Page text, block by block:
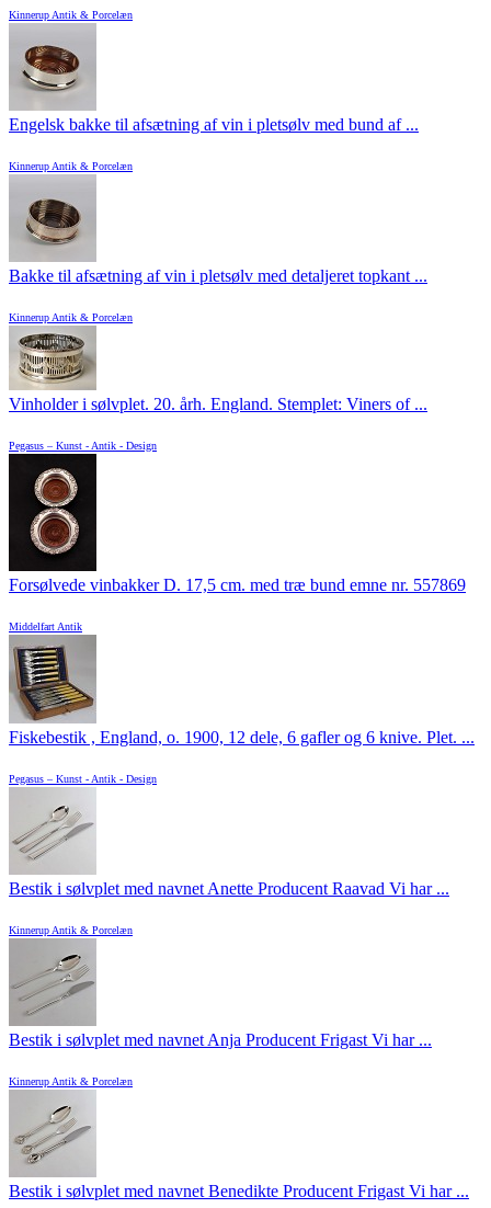
Kinnerup Antik & Porcelæn
Engelsk bakke til afsætning af vin i pletsølv med bund af ...
Kinnerup Antik & Porcelæn
Bakke til afsætning af vin i pletsølv med detaljeret topkant ...
Kinnerup Antik & Porcelæn
Vinholder i sølvplet. 20. årh. England. Stemplet: Viners of ...
Pegasus – Kunst - Antik - Design
Forsølvede vinbakker D. 17,5 cm. med træ bund emne nr. 557869
Middelfart Antik
Fiskebestik , England, o. 1900, 12 dele, 6 gafler og 6 knive. Plet. ...
Pegasus – Kunst - Antik - Design
Bestik i sølvplet med navnet Anette Producent Raavad Vi har ...
Kinnerup Antik & Porcelæn
Bestik i sølvplet med navnet Anja Producent Frigast Vi har ...
Kinnerup Antik & Porcelæn
Bestik i sølvplet med navnet Benedikte Producent Frigast Vi har ...